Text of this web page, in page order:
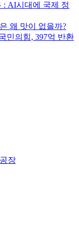
: AI시대에 국제 정
왜 맛이 없을까?
민의힘, 397억 반환
장